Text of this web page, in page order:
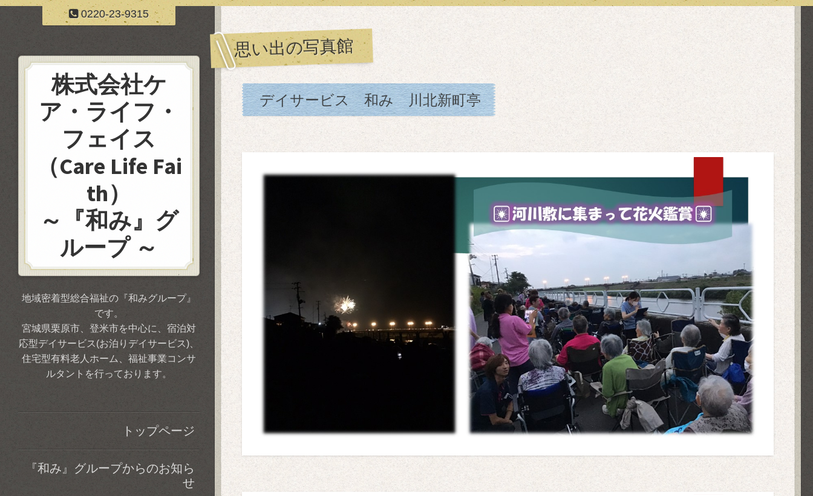
0220-23-9315
思い出の写真館
デイサービス 和み 川北新町亭
株式会社ケ
ア・ライフ・
フェイス
（Care Life Fai
th）
～『和み』グ
ループ ～
地域密着型総合福祉の『和みグループ』
です。
宮城県栗原市、登米市を中心に、宿泊対
応型デイサービス(お泊りデイサービス)、
住宅型有料老人ホーム、福祉事業コンサ
ルタントを行っております。
トップページ
『和み』グループからのお知ら
せ